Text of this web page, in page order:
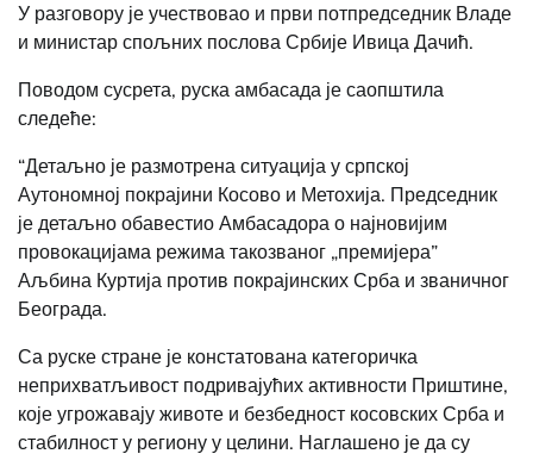
У разговору је учествовао и први потпредседник Владе
и министар спољних послова Србије Ивица Дачић.
Поводом сусрета, руска амбасада је саопштила
следеће:
“Детаљно је размотрена ситуација у српској
Аутономној покрајини Косово и Метохија. Председник
је детаљно обавестио Амбасадора о најновијим
провокацијама режима такозваног „премијера”
Аљбина Куртија против покрајинских Срба и званичног
Београда.
Са руске стране је констатована категоричка
неприхватљивост подривајућих активности Приштине,
које угрожавају животе и безбедност косовских Срба и
стабилност у региону у целини. Наглашено је да су